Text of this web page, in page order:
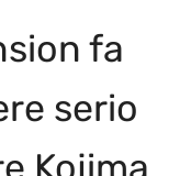
fa
serio